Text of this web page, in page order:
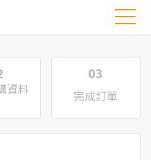
資料
03
完成訂單